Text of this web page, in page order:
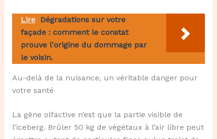
Lire Dégradations sur votre
façade : comment le constat
prouve l'origine du dommage par
le voisin.
Au-delà de la nuisance, un véritable danger pour
votre santé
La gêne olfactive n’est que la partie visible de
l’iceberg. Brûler 50 kg de végétaux à l’air libre peut